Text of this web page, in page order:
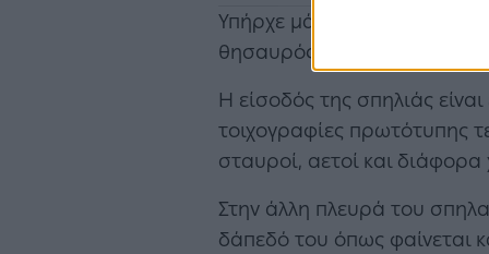
Υπήρχε μάλιστα ένας
θησαυρός του Νταβέλη.
Η είσοδός της σπηλιάς
τοιχογραφίες πρωτότυπης
σταυροί, αετοί και διάφορα
Στην άλλη πλευρά του
δάπεδό του όπως φαίνεται